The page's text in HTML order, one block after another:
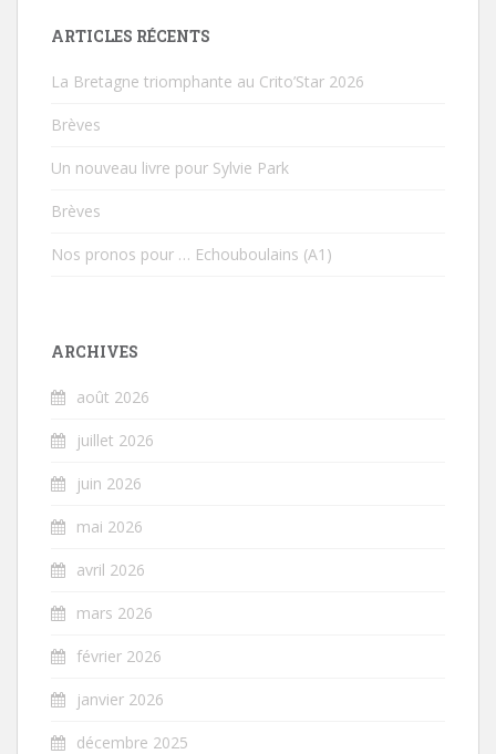
ARTICLES RÉCENTS
La Bretagne triomphante au Crito’Star 2026
Brèves
Un nouveau livre pour Sylvie Park
Brèves
Nos pronos pour … Echouboulains (A1)
ARCHIVES
août 2026
juillet 2026
juin 2026
mai 2026
avril 2026
mars 2026
février 2026
janvier 2026
décembre 2025